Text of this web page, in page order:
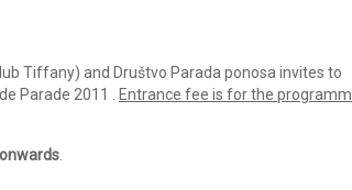
Tiffany) and Društvo Parada ponosa invites to
Parade 2011 .
Entrance fee is for the